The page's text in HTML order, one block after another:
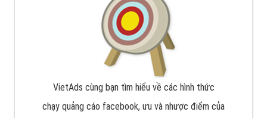
VietAds cùng bạn tìm hiểu về các hình thức
chạy quảng cáo facebook, ưu và nhược điểm của